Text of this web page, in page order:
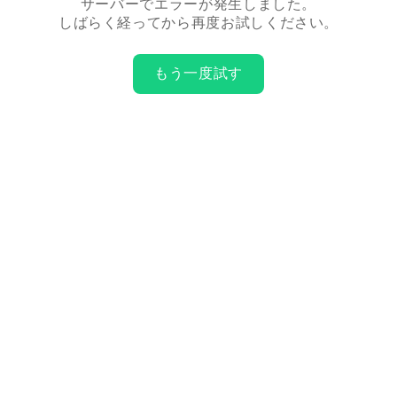
サーバーでエラーが発生しました。
しばらく経ってから再度お試しください。
もう一度試す